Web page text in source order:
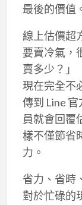
最後的價值
線上估價超
要賣冷氣，
賣多少？」
現在完全不
傳到 Line
員就會回覆
樣不僅節省
力。
省力、省時
對於忙碌的